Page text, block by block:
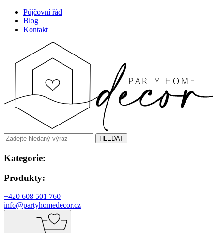
Půjčovní řád
Blog
Kontakt
HLEDAT
Kategorie:
Produkty:
+420 608 501 760
info@partyhomedecor.cz